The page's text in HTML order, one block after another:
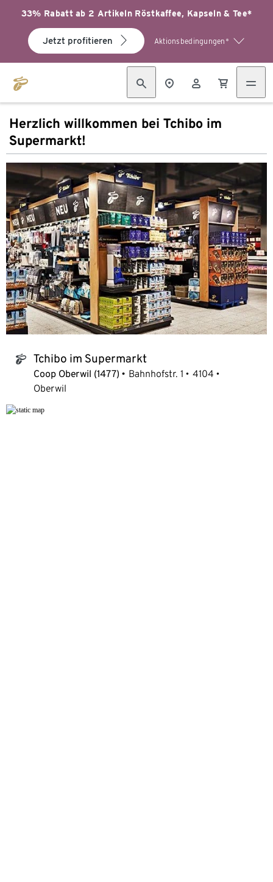
33% Rabatt ab 2 Artikeln Röstkaffee, Kapseln & Tee*
Jetzt profitieren Aktionsbedingungen*
Herzlich willkommen bei Tchibo im
Supermarkt!
tchibo_logo Tchibo im Supermarkt
Coop Oberwil (1477) Bahnhofstr. 1
4104
Oberwil